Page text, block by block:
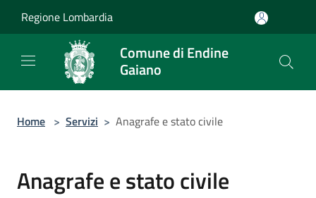
Regione Lombardia
Comune di Endine
Gaiano
Home > Servizi > Anagrafe e stato civile
Anagrafe e stato civile